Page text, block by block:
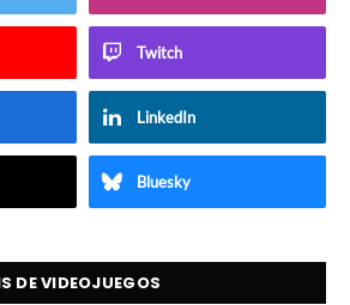
Twitch
LinkedIn
Bluesky
DE VIDEOJUEGOS